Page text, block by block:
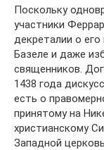
Поскольку
участники
декреталии о
Базеле и даже
священников.
1438 года
есть о
принятому на
христианскому
Западной